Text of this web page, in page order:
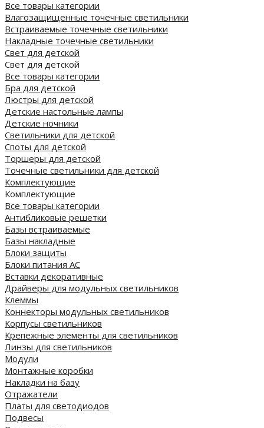
Все товары категории
Влагозащищенные точечные светильники
Встраиваемые точечные светильники
Накладные точечные светильники
Свет для детской
Свет для детской
Все товары категории
Бра для детской
Люстры для детской
Детские настольные лампы
Детские ночники
Светильники для детской
Споты для детской
Торшеры для детской
Точечные светильники для детской
Комплектующие
Комплектующие
Все товары категории
Антибликовые решетки
Базы встраиваемые
Базы накладные
Блоки защиты
Блоки питания AC
Вставки декоративные
Драйверы для модульных светильников
Клеммы
Коннекторы модульных светильников
Корпусы светильников
Крепежные элементы для светильников
Линзы для светильников
Модули
Монтажные коробки
Накладки на базу
Отражатели
Платы для светодиодов
Подвесы